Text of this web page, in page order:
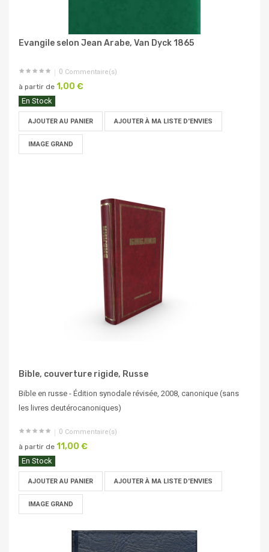
Evangile selon Jean Arabe, Van Dyck 1865
0 Commentaire(s)
à partir de 1,00 €
En Stock
AJOUTER AU PANIER AJOUTER À MA LISTE D'ENVIES
IMAGE GRAND
Bible, couverture rigide, Russe
Bible en russe - Édition synodale révisée, 2008, canonique (sans
les livres deutérocanoniques)
0 Commentaire(s)
à partir de 11,00 €
En Stock
AJOUTER AU PANIER AJOUTER À MA LISTE D'ENVIES
IMAGE GRAND